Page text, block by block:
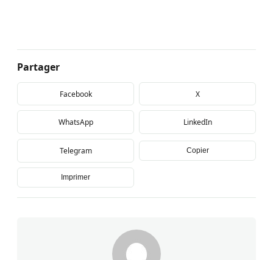
Partager
Facebook X
WhatsApp LinkedIn
Telegram Copier
Imprimer